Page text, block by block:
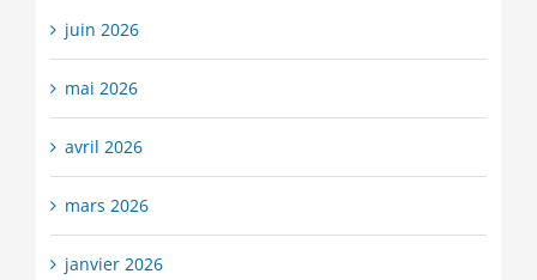
juin 2026
mai 2026
avril 2026
mars 2026
janvier 2026